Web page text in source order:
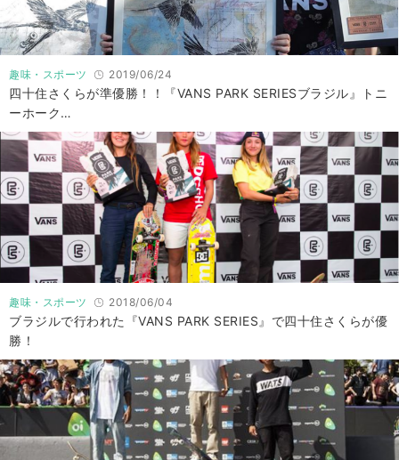
趣味・スポーツ 2019/06/24
四十住さくらが準優勝！！『VANS PARK SERIESブラジル』トニ
ーホーク…
趣味・スポーツ 2018/06/04
ブラジルで行われた『VANS PARK SERIES』で四十住さくらが優
勝！